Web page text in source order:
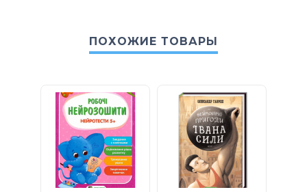
ПОХОЖИЕ ТОВАРЫ